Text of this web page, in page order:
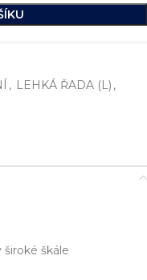
, LEHKÁ ŘADA (L) ,
škále